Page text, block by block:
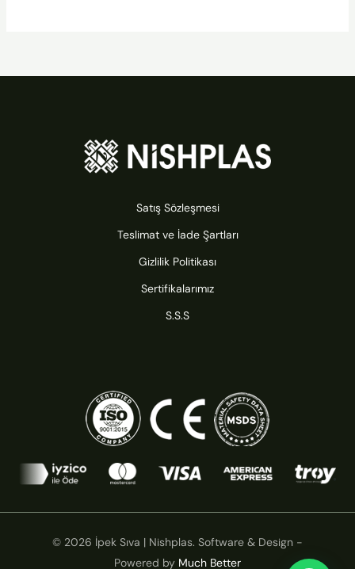
Satış Sözleşmesi
Teslimat ve İade Şartları
Gizlilik Politikası
Sertifikalarımız
S.S.S
© 2026 İpek Sıva | Nishplas. Software & Design -
Powered by Much Better